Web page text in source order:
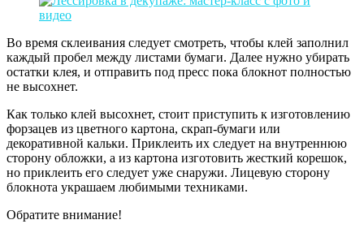
Во время склеивания следует смотреть, чтобы клей заполнил
каждый пробел между листами бумаги. Далее нужно убирать
остатки клея, и отправить под пресс пока блокнот полностью
не высохнет.
Как только клей высохнет, стоит приступить к изготовлению
форзацев из цветного картона, скрап-бумаги или
декоративной кальки. Приклеить их следует на внутреннюю
сторону обложки, а из картона изготовить жесткий корешок,
но приклеить его следует уже снаружи. Лицевую сторону
блокнота украшаем любимыми техниками.
Обратите внимание!